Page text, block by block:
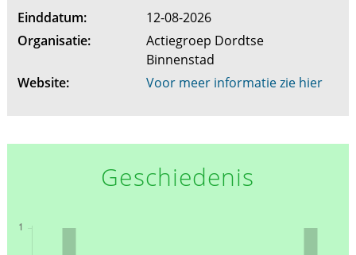
Einddatum:
12-08-2026
Organisatie:
Actiegroep Dordtse
Binnenstad
Website:
Voor meer informatie zie hier
Geschiedenis